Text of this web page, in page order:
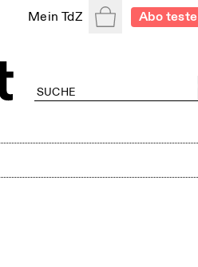
Mein TdZ Warenkorb
Abo